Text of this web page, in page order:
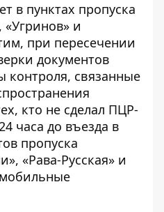
в пунктах пропуска
«Угринов» и
при пересечении
документов
контроля, связанные
кто не сделал ПЦР-
часа до въезда в
пропуска
«Рава-Русская» и